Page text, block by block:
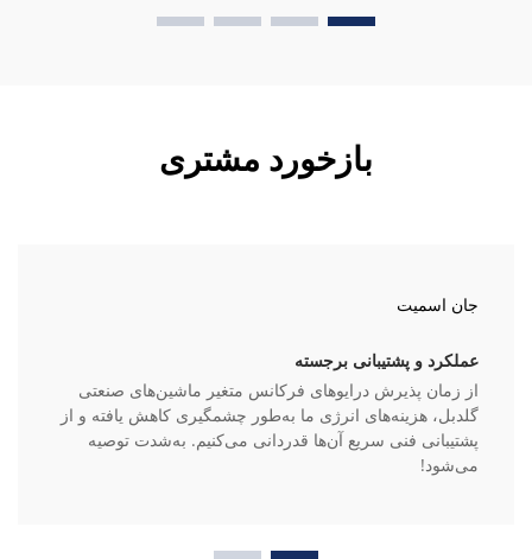
بازخورد مشتری
جان اسمیت
عملکرد و پشتیبانی برجسته
از زمان پذیرش درایوهای فرکانس متغیر ماشین‌های صنعتی
گلدبل، هزینه‌های انرژی ما به‌طور چشمگیری کاهش یافته و از
پشتیبانی فنی سریع آن‌ها قدردانی می‌کنیم. به‌شدت توصیه
می‌شود!